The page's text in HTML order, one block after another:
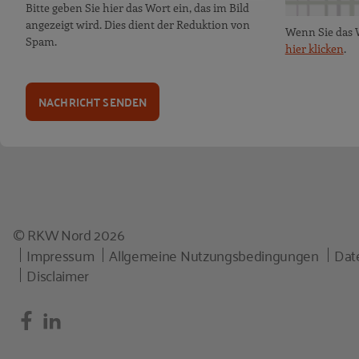
Bitte geben Sie hier das Wort ein, das im Bild
angezeigt wird. Dies dient der Reduktion von
Spam.
Wenn Sie
hier klicken.
NACHRICHT SENDEN
© RKW Nord 2026
Impressum
Allgemeine Nutzungsbedingungen
Disclaimer